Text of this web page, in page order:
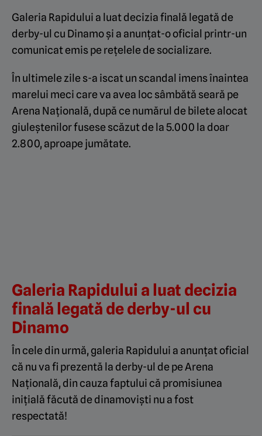
Galeria Rapidului a luat decizia finală legată de
derby-ul cu Dinamo și a anunțat-o oficial printr-un
comunicat emis pe rețelele de socializare.
În ultimele zile s-a iscat un scandal imens înaintea
marelui meci care va avea loc sâmbătă seară pe
Arena Națională, după ce numărul de bilete alocat
giuleștenilor fusese scăzut de la 5.000 la doar
2.800, aproape jumătate.
Galeria Rapidului a luat decizia
finală legată de derby-ul cu
Dinamo
În cele din urmă, galeria Rapidului a anunțat oficial
că nu va fi prezentă la derby-ul de pe Arena
Națională, din cauza faptului că promisiunea
inițială făcută de dinamoviști nu a fost
respectată!